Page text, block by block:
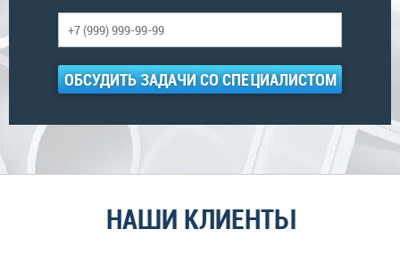
ОБСУДИТЬ ЗАДАЧИ СО СПЕЦИАЛИСТОМ
НАШИ КЛИЕНТЫ